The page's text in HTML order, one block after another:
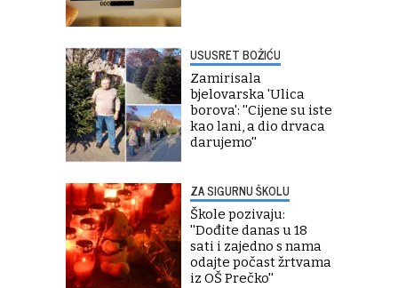
USUSRET BOŽIĆU
Zamirisala
bjelovarska 'Ulica
borova': ''Cijene su iste
kao lani, a dio drvaca
darujemo''
ZA SIGURNU ŠKOLU
Škole pozivaju:
''Dođite danas u 18
sati i zajedno s nama
odajte počast žrtvama
iz OŠ Prečko''